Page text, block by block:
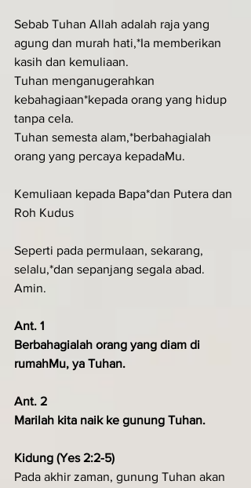
Sebab Tuhan Allah adalah raja yang
agung dan murah hati,*Ia memberikan
kasih dan kemuliaan.
Tuhan menganugerahkan
kebahagiaan*kepada orang yang hidup
tanpa cela.
Tuhan semesta alam,*berbahagialah
orang yang percaya kepadaMu.
Kemuliaan kepada Bapa*dan Putera dan
Roh Kudus
Seperti pada permulaan, sekarang,
selalu,*dan sepanjang segala abad.
Amin.
Ant. 1
Berbahagialah orang yang diam di
rumahMu, ya Tuhan.
Ant. 2
Marilah kita naik ke gunung Tuhan.
Kidung (Yes 2:2-5)
Pada akhir zaman, gunung Tuhan akan